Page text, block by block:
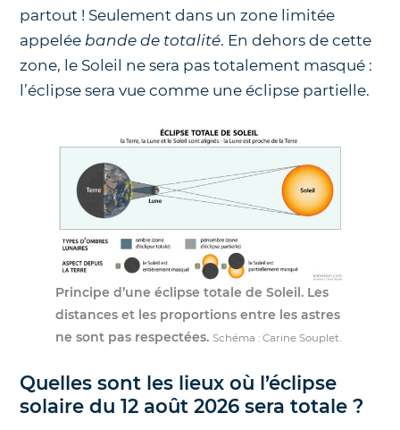
partout ! Seulement dans un zone limitée
appelée bande de totalité. En dehors de cette
zone, le Soleil ne sera pas totalement masqué :
l’éclipse sera vue comme une éclipse partielle.
Principe d’une éclipse totale de Soleil. Les
distances et les proportions entre les astres
ne sont pas respectées. Schéma : Carine Souplet.
Quelles sont les lieux où l’éclipse
solaire du 12 août 2026 sera totale ?